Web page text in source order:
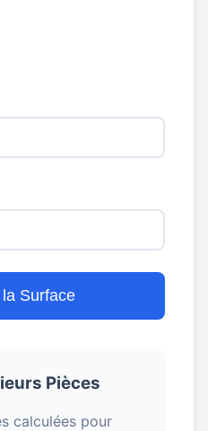
Surface
Pièces
calculées pour